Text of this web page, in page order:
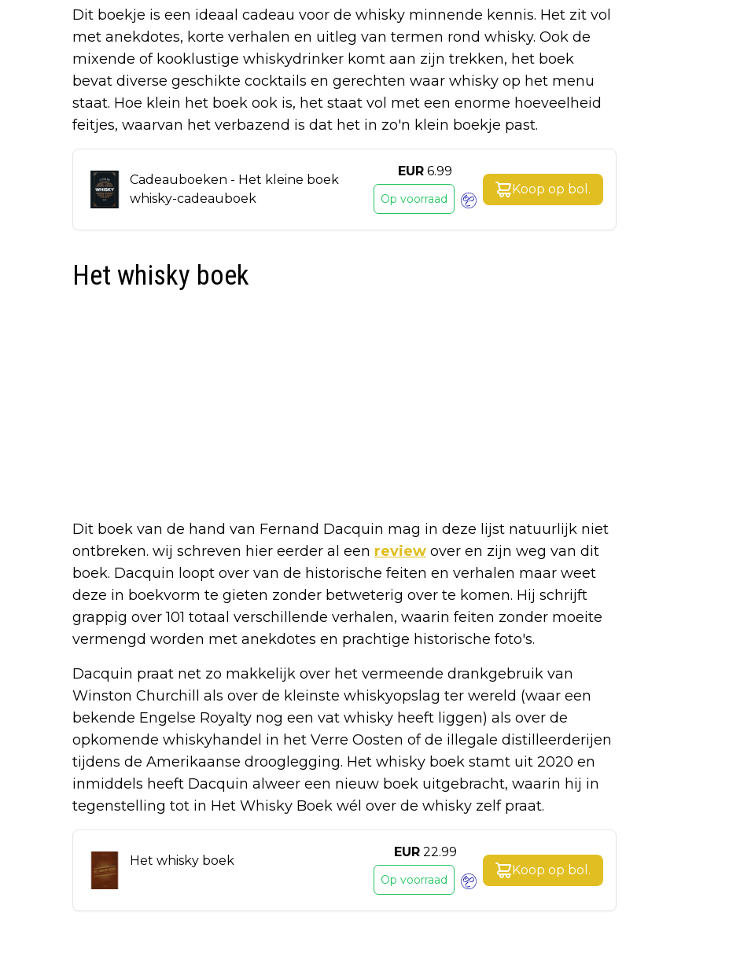
Dit boekje is een ideaal cadeau voor de whisky minnende kennis. Het zit vol
met anekdotes, korte verhalen en uitleg van termen rond whisky. Ook de
mixende of kooklustige whiskydrinker komt aan zijn trekken, het boek
bevat diverse geschikte cocktails en gerechten waar whisky op het menu
staat. Hoe klein het boek ook is, het staat vol met een enorme hoeveelheid
feitjes, waarvan het verbazend is dat het in zo'n klein boekje past.
Cadeauboeken - Het kleine boek
whisky-cadeauboek
EUR 6.99
Op voorraad
Koop op bol .
Het whisky boek
Dit boek van de hand van Fernand Dacquin mag in deze lijst natuurlijk niet
ontbreken. wij schreven hier eerder al een review over en zijn weg van dit
boek. Dacquin loopt over van de historische feiten en verhalen maar weet
deze in boekvorm te gieten zonder betweterig over te komen. Hij schrijft
grappig over 101 totaal verschillende verhalen, waarin feiten zonder moeite
vermengd worden met anekdotes en prachtige historische foto's.
Dacquin praat net zo makkelijk over het vermeende drankgebruik van
Winston Churchill als over de kleinste whiskyopslag ter wereld (waar een
bekende Engelse Royalty nog een vat whisky heeft liggen) als over de
opkomende whiskyhandel in het Verre Oosten of de illegale distilleerderijen
tijdens de Amerikaanse drooglegging. Het whisky boek stamt uit 2020 en
inmiddels heeft Dacquin alweer een nieuw boek uitgebracht, waarin hij in
tegenstelling tot in Het Whisky Boek wél over de whisky zelf praat.
Het whisky boek
EUR 22.99
Op voorraad
Koop op bol .